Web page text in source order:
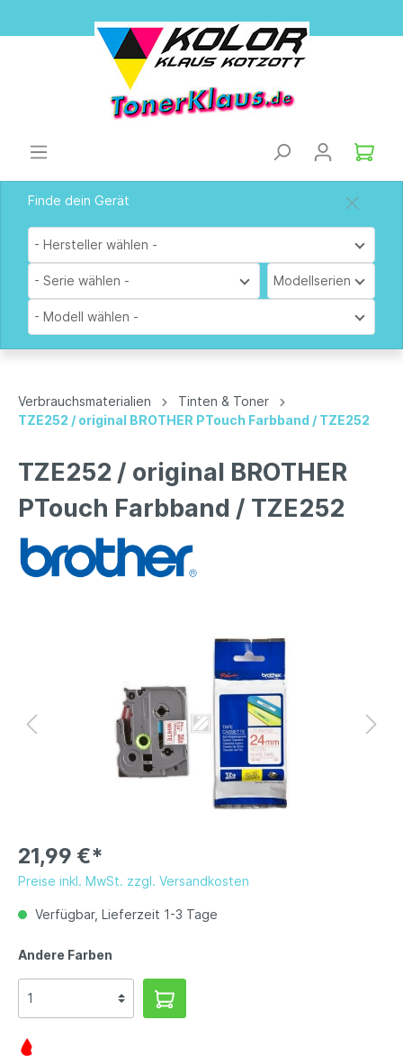
Finde dein Gerät
- Hersteller wählen -
- Serie wählen - Modellserien
- Modell wählen -
Verbrauchsmaterialien
Tinten & Toner
TZE252 / original BROTHER PTouch Farbband / TZE252
TZE252 / original BROTHER
PTouch Farbband / TZE252
21,99 €*
Preise inkl. MwSt. zzgl. Versandkosten
Verfügbar, Lieferzeit 1-3 Tage
Andere Farben